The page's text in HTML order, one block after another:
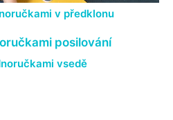
v předklonu
vsedě